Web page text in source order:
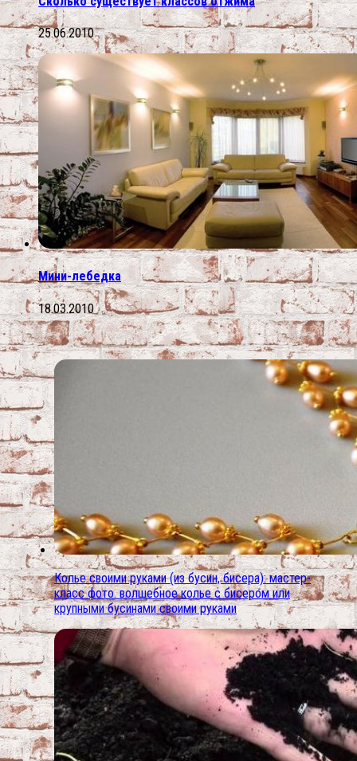
25.06.2010
Мини-лебедка
18.03.2010
Колье своими руками (из бусин, бисера): мастер-
класс фото. волшебное колье с бисером или
крупными бусинами своими руками